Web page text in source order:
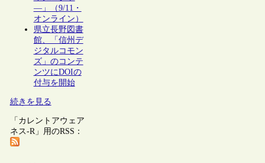
―」（9/11・
オンライン）
県立長野図書
館、「信州デ
ジタルコモン
ズ」のコンテ
ンツにDOIの
付与を開始
続きを見る
「カレントアウェア
ネス-R」用のRSS：